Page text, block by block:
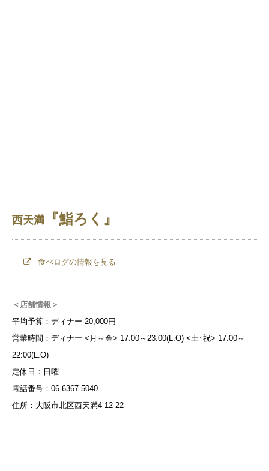
西天満 『鮨ろく』
食べログの情報を見る
＜店舗情報＞
平均予算：ディナー 20,000円
営業時間：ディナー <月～金> 17:00～23:00(L.O) <土･祝> 17:00～
22:00(L.O)
定休日：日曜
電話番号：06-6367-5040
住所：大阪市北区西天満4-12-22